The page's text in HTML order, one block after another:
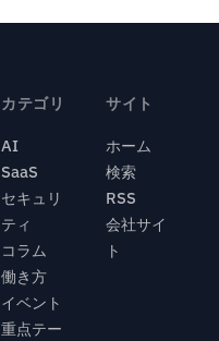
カテゴリ
AI
SaaS
セキュリ
ティ
コラム
働き方
イベント
重点テー
サイト
ホーム
検索
RSS
会社サイ
ト